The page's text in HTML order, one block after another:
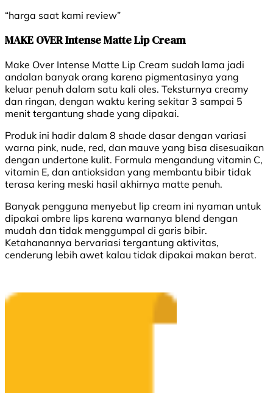
“harga saat kami review”
MAKE OVER Intense Matte Lip Cream
Make Over Intense Matte Lip Cream sudah lama jadi
andalan banyak orang karena pigmentasinya yang
keluar penuh dalam satu kali oles. Teksturnya creamy
dan ringan, dengan waktu kering sekitar 3 sampai 5
menit tergantung shade yang dipakai.
Produk ini hadir dalam 8 shade dasar dengan variasi
warna pink, nude, red, dan mauve yang bisa disesuaikan
dengan undertone kulit. Formula mengandung vitamin C,
vitamin E, dan antioksidan yang membantu bibir tidak
terasa kering meski hasil akhirnya matte penuh.
Banyak pengguna menyebut lip cream ini nyaman untuk
dipakai ombre lips karena warnanya blend dengan
mudah dan tidak menggumpal di garis bibir.
Ketahanannya bervariasi tergantung aktivitas,
cenderung lebih awet kalau tidak dipakai makan berat.